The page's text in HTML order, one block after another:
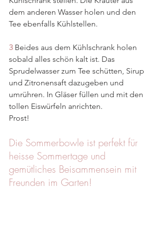
dem anderen Wasser holen und den
Tee ebenfalls Kühlstellen.
3 Beides aus dem Kühlschrank holen
sobald alles schön kalt ist. Das
Sprudelwasser zum Tee schütten, Sirup
und Zitronensaft dazugeben und
umrühren. In Gläser füllen und mit den
tollen Eiswürfeln anrichten.
Prost!
Die Sommerbowle ist perfekt für
heisse Sommertage und
gemütliches Beisammensein mit
Freunden im Garten!